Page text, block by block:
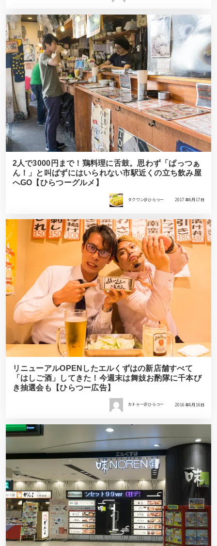
2人で3000円まで！鶏料理に舌鼓。思わず「ぱっつぁ
ん！」と叫ばずにはいられない市駅近くの立ち飲み屋
へGO【ひらつーグルメ】
タクワン＠ひらつー 2017年6月17日
リニューアルOPENしたエルくずはの新店舗すべて
「はしご酒」してきた！今週末は舞妓お酌隊に千本び
き抽選会も【ひらつー広告】
カトゥー＠ひらつー 2016年6月16日